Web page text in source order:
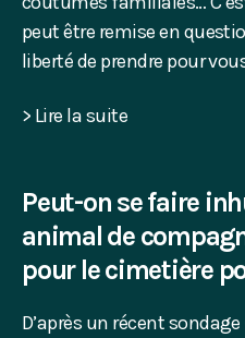
peut être remise en
liberté de prendre pour
> Lire la suite
Peut-on se faire
animal de
pour le cimetière
D’après un récent